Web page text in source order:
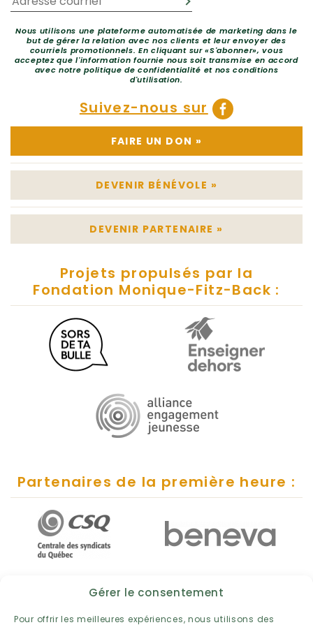
Gérer le consentement
Pour offrir les meilleures expériences, nous utilisons des
Nous utilisons une plateforme automatisée de marketing dans le
but de gérer la relation avec nos clients et leur envoyer des
courriels promotionnels. En cliquant sur «S'abonner», vous
acceptez que l'information fournie nous soit transmise en accord
avec notre politique de confidentialité et nos conditions
d'utilisation.
Suivez-nous sur
FAIRE UN DON »
DEVENIR BÉNÉVOLE »
DEVENIR PARTENAIRE »
Projets propulsés par la
Fondation Monique-Fitz-Back :
Partenaires de la première heure :